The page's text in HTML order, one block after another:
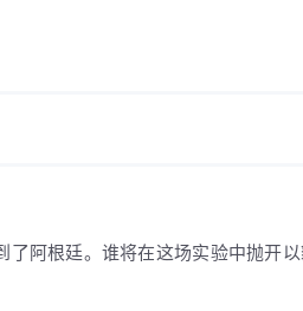
阿根廷。谁将在这场实验中抛开